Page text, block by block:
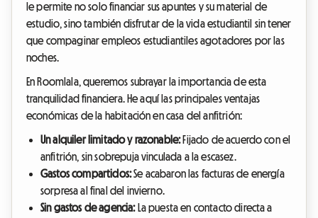
le permite no solo financiar sus apuntes y su material de
estudio, sino también disfrutar de la vida estudiantil sin tener
que compaginar empleos estudiantiles agotadores por las
noches.
En Roomlala, queremos subrayar la importancia de esta
tranquilidad financiera. He aquí las principales ventajas
económicas de la habitación en casa del anfitrión:
Un alquiler limitado y razonable:Fijado de acuerdo con el
anfitrión, sin sobrepuja vinculada a la escasez.
Gastos compartidos:Se acabaron las facturas de energía
sorpresa al final del invierno.
Sin gastos de agencia:La puesta en contacto directa a